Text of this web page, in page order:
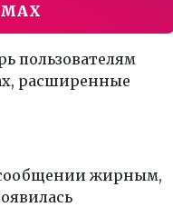
пользователям
расширенные
сообщении жирным,